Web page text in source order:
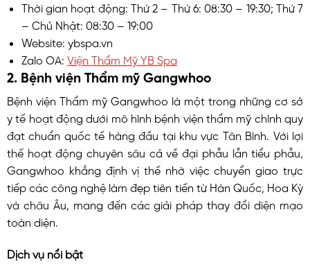
Thời gian hoạt động: Thứ 2 – Thứ 6: 08:30 – 19:30; Thứ 7
– Chủ Nhật: 08:30 – 19:00
Website: ybspa.vn
Zalo OA: Viện Thẩm Mỹ YB Spa
2. Bệnh viện Thẩm mỹ Gangwhoo
Bệnh viện Thẩm mỹ Gangwhoo là một trong những cơ sở
y tế hoạt động dưới mô hình bệnh viện thẩm mỹ chính quy
đạt chuẩn quốc tế hàng đầu tại khu vực Tân Bình. Với lợi
thế hoạt động chuyên sâu cả về đại phẫu lẫn tiểu phẫu,
Gangwhoo khẳng định vị thế nhờ việc chuyển giao trực
tiếp các công nghệ làm đẹp tiên tiến từ Hàn Quốc, Hoa Kỳ
và châu Âu, mang đến các giải pháp thay đổi diện mạo
toàn diện.
Dịch vụ nổi bật